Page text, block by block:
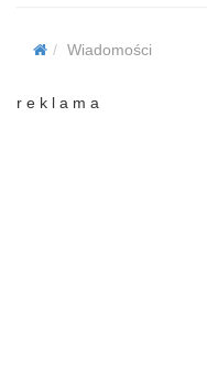
Wiadomości
r e k l a m a